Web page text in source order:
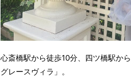
心斎橋駅から徒歩10分、四ツ橋駅か
グレースヴィラ」。